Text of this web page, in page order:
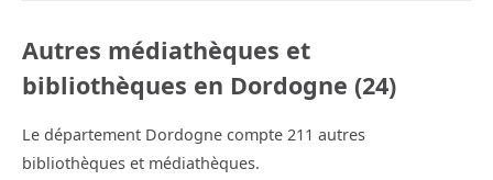
Autres médiathèques et
bibliothèques en Dordogne (24)
Le département Dordogne compte 211 autres
bibliothèques et médiathèques.